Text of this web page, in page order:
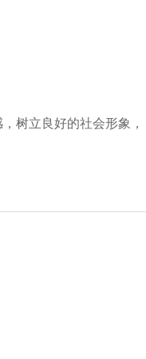
树立良好的社会形象，